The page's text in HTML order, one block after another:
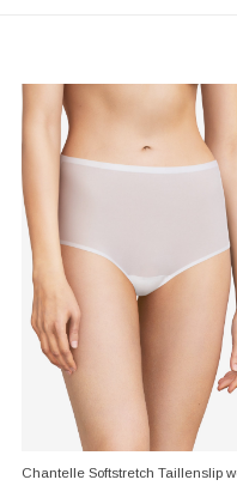
Chantelle Softstretch Taillenslip